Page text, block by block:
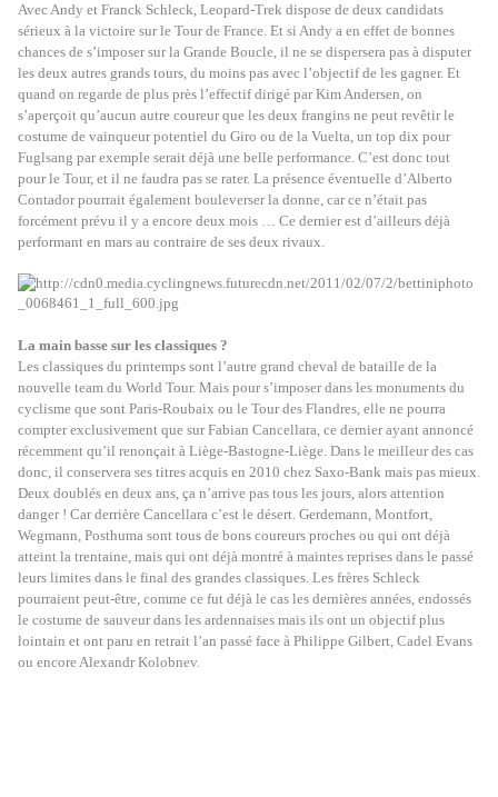
Avec Andy et Franck Schleck, Leopard-Trek dispose de deux candidats
sérieux à la victoire sur le Tour de France. Et si Andy a en effet de bonnes
chances de s’imposer sur la Grande Boucle, il ne se dispersera pas à disputer
les deux autres grands tours, du moins pas avec l’objectif de les gagner. Et
quand on regarde de plus près l’effectif dirigé par Kim Andersen, on
s’aperçoit qu’aucun autre coureur que les deux frangins ne peut revêtir le
costume de vainqueur potentiel du Giro ou de la Vuelta, un top dix pour
Fuglsang par exemple serait déjà une belle performance. C’est donc tout
pour le Tour, et il ne faudra pas se rater. La présence éventuelle d’Alberto
Contador pourrait également bouleverser la donne, car ce n’était pas
forcément prévu il y a encore deux mois … Ce dernier est d’ailleurs déjà
performant en mars au contraire de ses deux rivaux.
La main basse sur les classiques ?
Les classiques du printemps sont l’autre grand cheval de bataille de la
nouvelle team du World Tour. Mais pour s’imposer dans les monuments du
cyclisme que sont Paris-Roubaix ou le Tour des Flandres, elle ne pourra
compter exclusivement que sur Fabian Cancellara, ce dernier ayant annoncé
récemment qu’il renonçait à Liège-Bastogne-Liège. Dans le meilleur des cas
donc, il conservera ses titres acquis en 2010 chez Saxo-Bank mais pas mieux.
Deux doublés en deux ans, ça n’arrive pas tous les jours, alors attention
danger ! Car derrière Cancellara c’est le désert. Gerdemann, Montfort,
Wegmann, Posthuma sont tous de bons coureurs proches ou qui ont déjà
atteint la trentaine, mais qui ont déjà montré à maintes reprises dans le passé
leurs limites dans le final des grandes classiques. Les frères Schleck
pourraient peut-être, comme ce fut déjà le cas les dernières années, endossés
le costume de sauveur dans les ardennaises mais ils ont un objectif plus
lointain et ont paru en retrait l’an passé face à Philippe Gilbert, Cadel Evans
ou encore Alexandr Kolobnev.